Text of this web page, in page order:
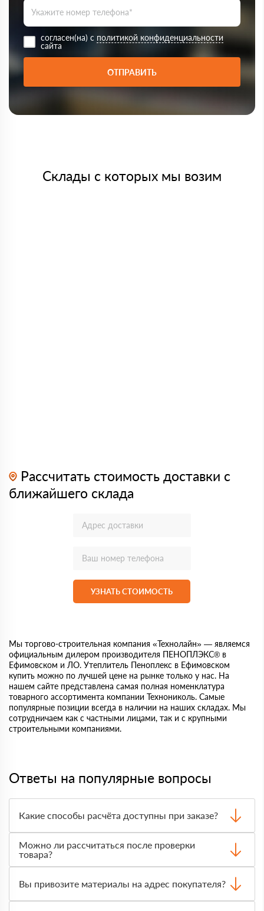
согласен(на) с политикой конфиденциальности
сайта
ОТПРАВИТЬ
Склады с которых мы возим
Рассчитать стоимость доставки с
ближайшего склада
УЗНАТЬ СТОИМОСТЬ
Мы торгово-строительная компания «Технолайн» — являемся
официальным дилером производителя ПЕНОПЛЭКС® в
Ефимовском и ЛО. Утеплитель Пеноплекс в Ефимовском
купить можно по лучшей цене на рынке только у нас. На
нашем сайте представлена самая полная номенклатура
товарного ассортимента компании Технониколь. Самые
популярные позиции всегда в наличии на наших складах. Мы
сотрудничаем как с частными лицами, так и с крупными
строительными компаниями.
Ответы на популярные вопросы
Какие способы расчёта доступны при заказе?
счёту. Точный формат оплаты менеджер согласует с
вами до отгрузки.
Можно ли рассчитаться после проверки
товара?
получения. Сначала вы принимаете материал,
проверяете количество и внешний вид, затем
оплачиваете.
Вы привозите материалы на адрес покупателя?